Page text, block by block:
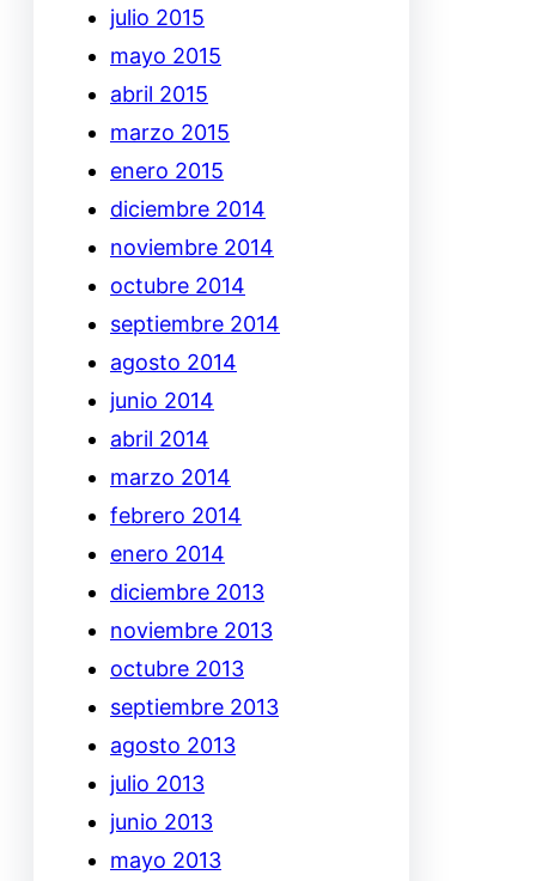
julio 2015
mayo 2015
abril 2015
marzo 2015
enero 2015
diciembre 2014
noviembre 2014
octubre 2014
septiembre 2014
agosto 2014
junio 2014
abril 2014
marzo 2014
febrero 2014
enero 2014
diciembre 2013
noviembre 2013
octubre 2013
septiembre 2013
agosto 2013
julio 2013
junio 2013
mayo 2013